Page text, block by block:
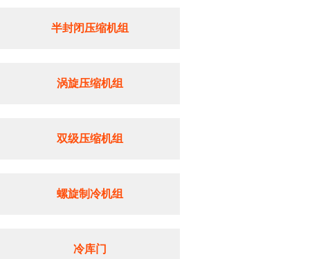
半封闭压缩机组
涡旋压缩机组
双级压缩机组
螺旋制冷机组
冷库门